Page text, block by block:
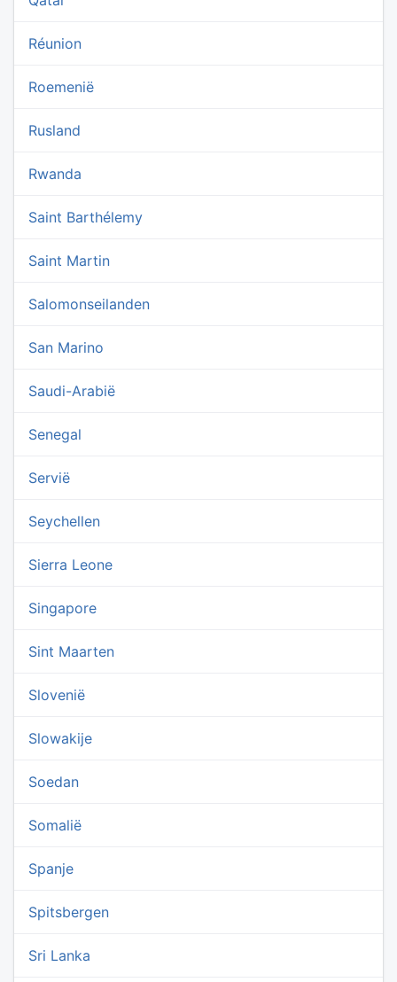
Réunion
Roemenië
Rusland
Rwanda
Saint Barthélemy
Saint Martin
Salomonseilanden
San Marino
Saudi-Arabië
Senegal
Servië
Seychellen
Sierra Leone
Singapore
Sint Maarten
Slovenië
Slowakije
Soedan
Somalië
Spanje
Spitsbergen
Sri Lanka